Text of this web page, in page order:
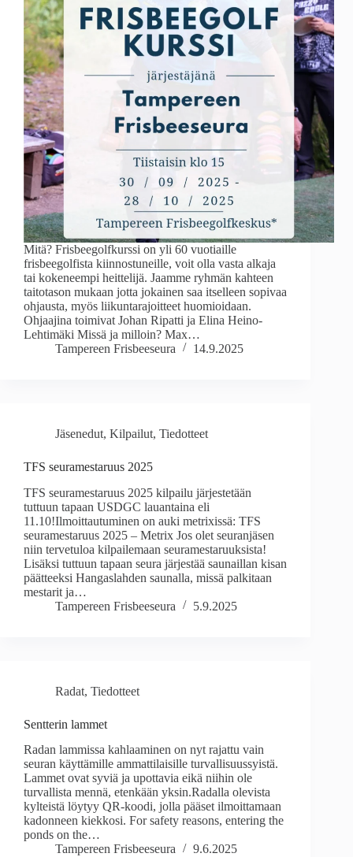
Mitä? Frisbeegolfkurssi on yli 60 vuotiaille
frisbeegolfista kiinnostuneille, voit olla vasta alkaja
tai kokeneempi heittelijä. Jaamme ryhmän kahteen
taitotason mukaan jotta jokainen saa itselleen sopivaa
ohjausta, myös liikuntarajoitteet huomioidaan.
Ohjaajina toimivat Johan Ripatti ja Elina Heino-
Lehtimäki Missä ja milloin? Max…
Tampereen Frisbeeseura
14.9.2025
Jäsenedut, Kilpailut, Tiedotteet
TFS seuramestaruus 2025
TFS seuramestaruus 2025 kilpailu järjestetään
tuttuun tapaan USDGC lauantaina eli
11.10!Ilmoittautuminen on auki metrixissä: TFS
seuramestaruus 2025 – Metrix Jos olet seuranjäsen
niin tervetuloa kilpailemaan seuramestaruuksista!
Lisäksi tuttuun tapaan seura järjestää saunaillan kisan
päätteeksi Hangaslahden saunalla, missä palkitaan
mestarit ja…
Tampereen Frisbeeseura
5.9.2025
Radat, Tiedotteet
Sentterin lammet
Radan lammissa kahlaaminen on nyt rajattu vain
seuran käyttämille ammattilaisille turvallisuussyistä.
Lammet ovat syviä ja upottavia eikä niihin ole
turvallista mennä, etenkään yksin.Radalla olevista
kylteistä löytyy QR-koodi, jolla pääset ilmoittamaan
kadonneen kiekkosi. For safety reasons, entering the
ponds on the…
Tampereen Frisbeeseura
9.6.2025